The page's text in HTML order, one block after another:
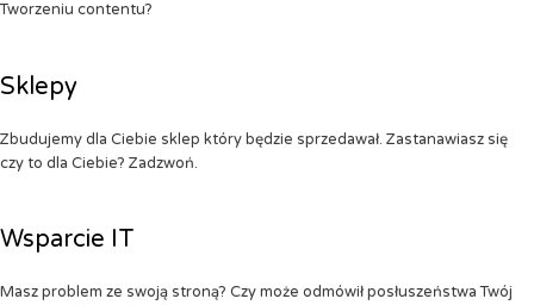
Tworzeniu contentu?
Sklepy
Zbudujemy dla Ciebie sklep który będzie sprzedawał. Zastanawiasz się
czy to dla Ciebie? Zadzwoń.
Wsparcie IT
Masz problem ze swoją stroną? Czy może odmówił posłuszeństwa Twój